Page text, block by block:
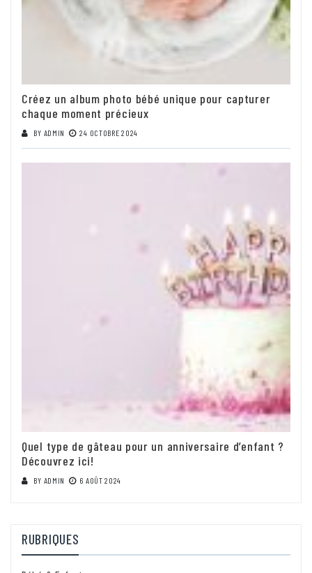
Créez un album photo bébé unique pour capturer
chaque moment précieux
BY ADMIN 24 OCTOBRE 2024
Quel type de gâteau pour un anniversaire d’enfant ?
Découvrez ici!
BY ADMIN 6 AOÛT 2024
RUBRIQUES